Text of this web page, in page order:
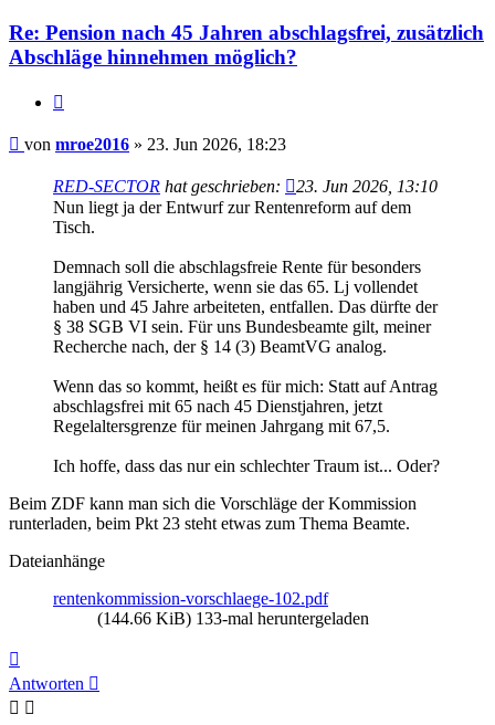
Re: Pension nach 45 Jahren abschlagsfrei, zusätzlich
Abschläge hinnehmen möglich?
Beitrag
von mroe2016 » 23. Jun 2026, 18:23
RED-SECTOR hat geschrieben:
23. Jun 2026, 13:10
Nun liegt ja der Entwurf zur Rentenreform auf dem
Tisch.
Demnach soll die abschlagsfreie Rente für besonders
langjährig Versicherte, wenn sie das 65. Lj vollendet
haben und 45 Jahre arbeiteten, entfallen. Das dürfte der
§ 38 SGB VI sein. Für uns Bundesbeamte gilt, meiner
Recherche nach, der § 14 (3) BeamtVG analog.
Wenn das so kommt, heißt es für mich: Statt auf Antrag
abschlagsfrei mit 65 nach 45 Dienstjahren, jetzt
Regelaltersgrenze für meinen Jahrgang mit 67,5.
Ich hoffe, dass das nur ein schlechter Traum ist... Oder?
Beim ZDF kann man sich die Vorschläge der Kommission
runterladen, beim Pkt 23 steht etwas zum Thema Beamte.
Dateianhänge
rentenkommission-vorschlaege-102.pdf
(144.66 KiB) 133-mal heruntergeladen
oben
Antworten